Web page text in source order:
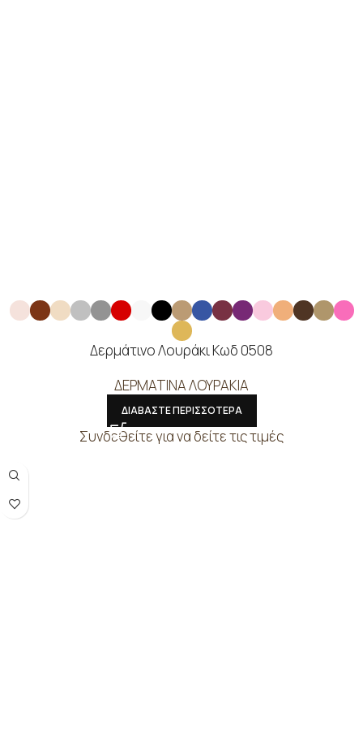
Δερμάτινο Λουράκι Κωδ 0508
ΔΕΡΜΑΤΙΝΑ ΛΟΥΡΑΚΙΑ
ΔΙΑΒΑΣΤΕ ΠΕΡΙΣΣΟΤΕΡΑ
Συνδεθείτε για να δείτε τις τιμές